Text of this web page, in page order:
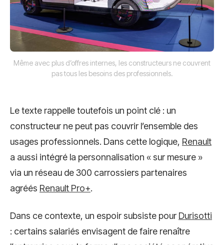
Même avec plus d’offres internes, les constructeurs ne couvrent
pas tous les besoins des professionnels.
Le texte rappelle toutefois un point clé : un
constructeur ne peut pas couvrir l’ensemble des
usages professionnels. Dans cette logique, Renault
a aussi intégré la personnalisation « sur mesure »
via un réseau de 300 carrossiers partenaires
agréés Renault Pro+.
Dans ce contexte, un espoir subsiste pour Durisotti
: certains salariés envisagent de faire renaître